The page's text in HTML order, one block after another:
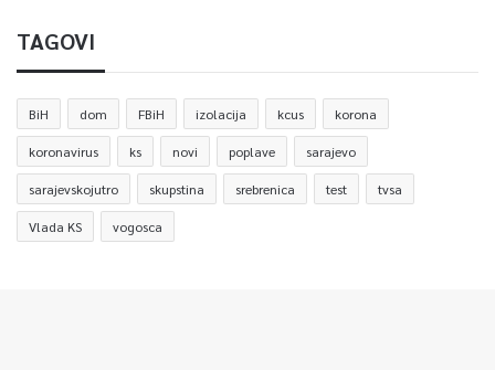
TAGOVI
BiH dom FBiH izolacija kcus korona
koronavirus ks novi poplave sarajevo
sarajevskojutro skupstina srebrenica test tvsa
Vlada KS vogosca